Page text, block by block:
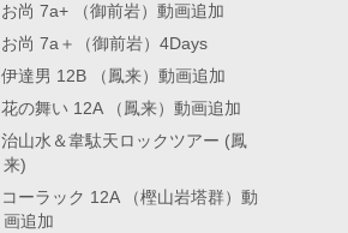
お尚 7a+ （御前岩）動画追加
お尚 7a＋（御前岩）4Days
伊達男 12B （鳳来）動画追加
花の舞い 12A （鳳来）動画追加
治山水＆韋駄天ロックツアー (鳳
来)
コーラック 12A （樫山岩塔群）動
画追加